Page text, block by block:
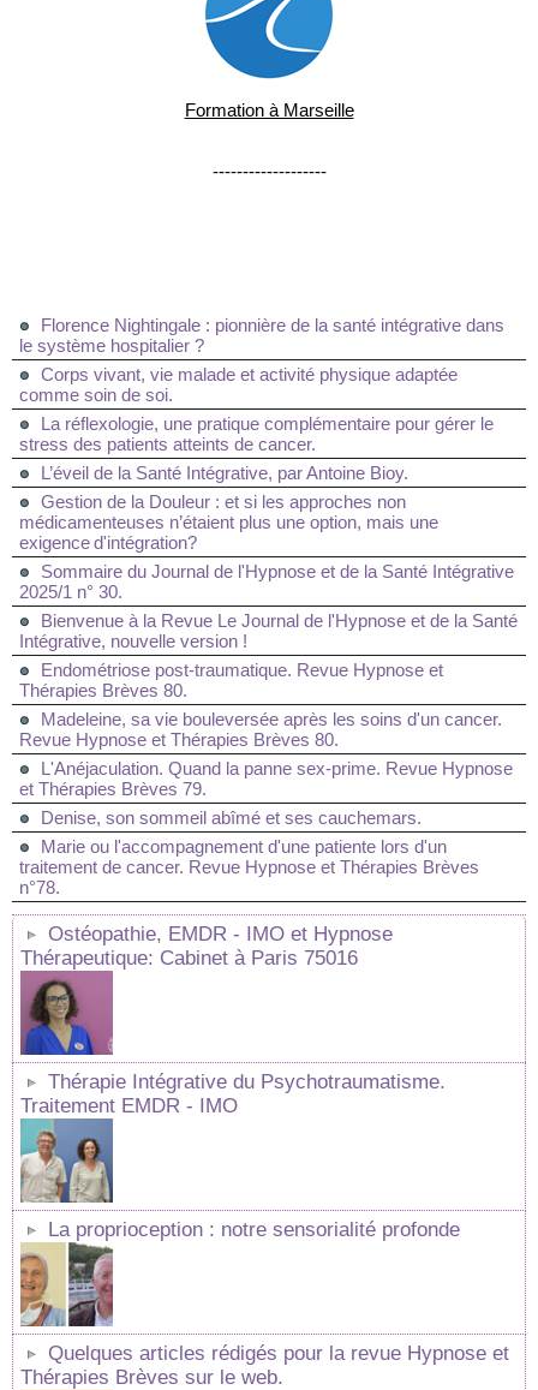
Formation à Marseille
-------------------
Florence Nightingale : pionnière de la santé intégrative dans
le système hospitalier ?
Corps vivant, vie malade et activité physique adaptée
comme soin de soi.
La réflexologie, une pratique complémentaire pour gérer le
stress des patients atteints de cancer.
L’éveil de la Santé Intégrative, par Antoine Bioy.
Gestion de la Douleur : et si les approches non
médicamenteuses n’étaient plus une option, mais une
exigence d'intégration?
Sommaire du Journal de l'Hypnose et de la Santé Intégrative
2025/1 n° 30.
Bienvenue à la Revue Le Journal de l'Hypnose et de la Santé
Intégrative, nouvelle version !
Endométriose post-traumatique. Revue Hypnose et
Thérapies Brèves 80.
Madeleine, sa vie bouleversée après les soins d'un cancer.
Revue Hypnose et Thérapies Brèves 80.
L'Anéjaculation. Quand la panne sex-prime. Revue Hypnose
et Thérapies Brèves 79.
Denise, son sommeil abîmé et ses cauchemars.
Marie ou l'accompagnement d'une patiente lors d'un
traitement de cancer. Revue Hypnose et Thérapies Brèves
n°78.
Ostéopathie, EMDR - IMO et Hypnose
Thérapeutique: Cabinet à Paris 75016
Thérapie Intégrative du Psychotraumatisme.
Traitement EMDR - IMO
La proprioception : notre sensorialité profonde
Quelques articles rédigés pour la revue Hypnose et
Thérapies Brèves sur le web.